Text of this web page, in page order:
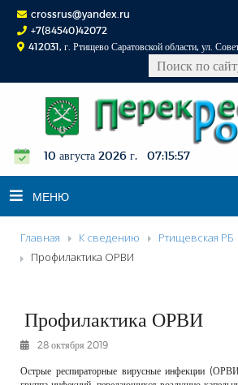
crossrus@yandex.ru
+7(84540)42072
412031, г. Ртищево Саратовской области, ул.
10 августа 2026 г. 07:15:57
МЕНЮ
НОВОСТИ
КОНКУРСЫ
ФОТОРЕПОРТАЖИ
РЕКЛАМОДАТЕЛЯМ
Главная К сведению
Ртищевская РБ
Профилактика ОРВИ
Профилактика ОРВИ
28 октября 2019
Острые респираторные вирусные инфекции